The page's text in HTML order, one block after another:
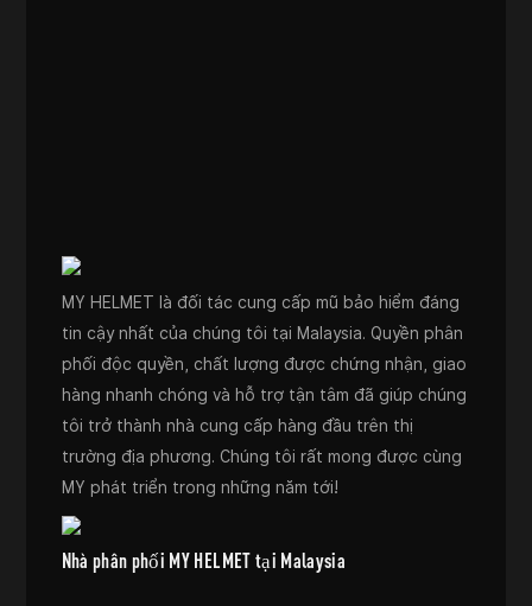
MY HELMET là đối tác cung cấp mũ bảo hiểm đáng
tin cậy nhất của chúng tôi tại Malaysia. Quyền phân
phối độc quyền, chất lượng được chứng nhận, giao
hàng nhanh chóng và hỗ trợ tận tâm đã giúp chúng
tôi trở thành nhà cung cấp hàng đầu trên thị
trường địa phương. Chúng tôi rất mong được cùng
MY phát triển trong những năm tới!
Nhà phân phối MY HELMET tại Malaysia